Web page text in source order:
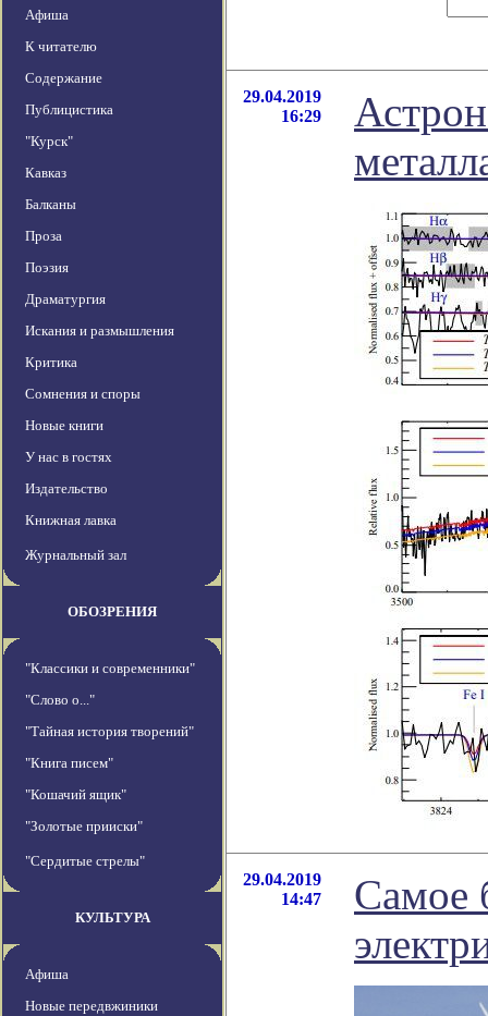
Афиша
К читателю
Содержание
Публицистика
"Курск"
Кавказ
Балканы
Проза
Поэзия
Драматургия
Искания и размышления
Критика
Сомнения и споры
Новые книги
У нас в гостях
Издательство
Книжная лавка
Журнальный зал
ОБОЗРЕНИЯ
"Классики и современники"
"Слово о..."
"Тайная история творений"
"Книга писем"
"Кошачий ящик"
"Золотые прииски"
"Сердитые стрелы"
КУЛЬТУРА
Афиша
Новые передвжиники
29.04.2019
16:29
29.04.2019
14:47
Самое